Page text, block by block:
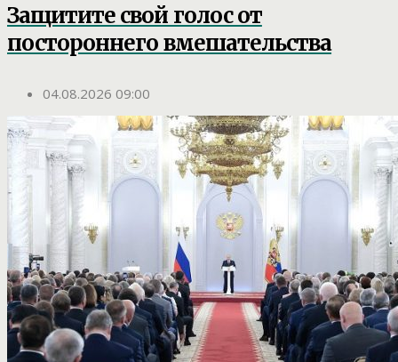
Защитите свой голос от
постороннего вмешательства
04.08.2026 09:00